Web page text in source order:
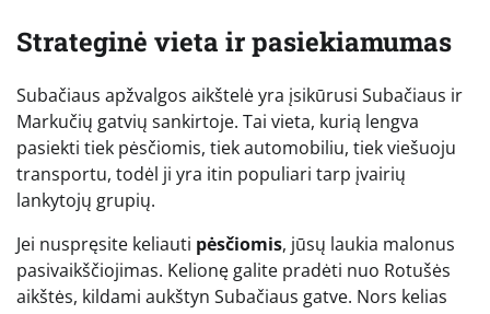
Strateginė vieta ir pasiekiamumas
Subačiaus apžvalgos aikštelė yra įsikūrusi Subačiaus ir
Markučių gatvių sankirtoje. Tai vieta, kurią lengva
pasiekti tiek pėsčiomis, tiek automobiliu, tiek viešuoju
transportu, todėl ji yra itin populiari tarp įvairių
lankytojų grupių.
Jei nuspręsite keliauti pėsčiomis, jūsų laukia malonus
pasivaikščiojimas. Kelionę galite pradėti nuo Rotušės
aikštės, kildami aukštyn Subačiaus gatve. Nors kelias